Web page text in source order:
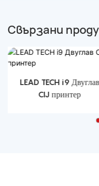
Свързани
LEAD TECH i9 Двуглав
CIJ принтер